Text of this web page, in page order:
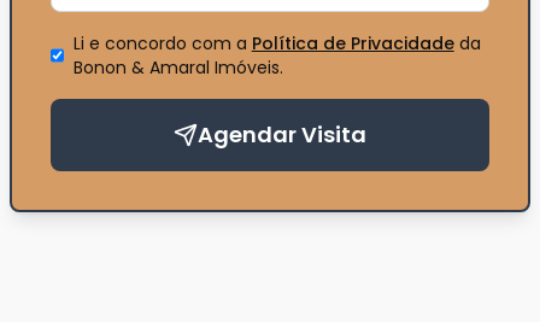
Li e concordo com a Política de Privacidadeda
Bonon & Amaral Imóveis.
Agendar Visita